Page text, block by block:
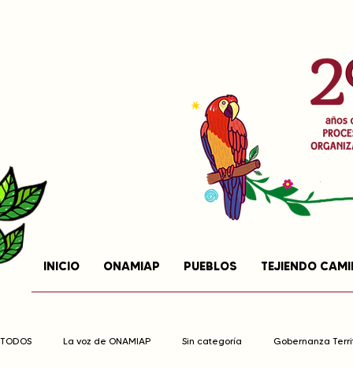
INICIO ONAMIAP PUEBLOS TEJIENDO
TODOS La voz de ONAMIAP Sin categoría Gobernanza